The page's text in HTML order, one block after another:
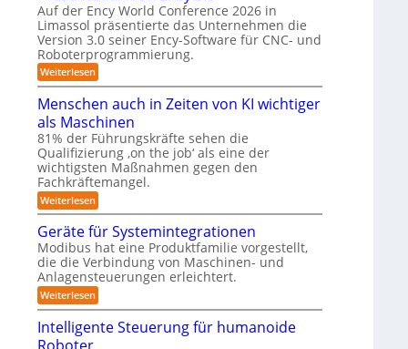
g
s
l
ö
s
u
n
g
e
n
r
a
s
y
s
e
m
f
ü
r
R
o
b
o
t
i
k
u
s
o
r
f
ü
r
I
d
u
s
r
i
e
r
o
o
t
e
r
e
r
g
l
e
i
c
v
o
n
m
i
l
i
t
ä
r
i
s
c
h
e
r
B
o
i
-
S
t
a
t
i
o
n
e
n
-
S
c
h
w
e
i
ß
c
o
b
o
t
Auf der Ency World Conference 2026 in
Limassol präsentierte das Unternehmen die
Version 3.0 seiner Ency-Software für CNC- und
Roboterprogrammierung.
Weiterlesen:
P
ä
s
e
n
t
a
t
i
o
n
v
o
n
E
n
c
y
3
Menschen auch in Zeiten von KI wichtiger
als Maschinen
81% der Führungskräfte sehen die
Qualifizierung ‚on the job‘ als eine der
wichtigsten Maßnahmen gegen den
Fachkräftemangel.
Weiterlesen:
M
e
n
s
c
h
e
n
a
u
Geräte für Systemintegrationen
Modibus hat eine Produktfamilie vorgestellt,
die die Verbindung von Maschinen- und
Anlagensteuerungen erleichtert.
Weiterlesen:
G
r
Intelligente Steuerung für humanoide